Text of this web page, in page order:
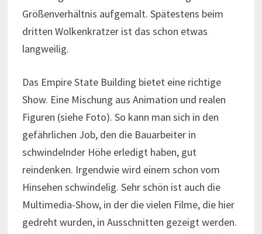
Größenverhältnis aufgemalt. Spätestens beim
dritten Wolkenkratzer ist das schon etwas
langweilig.
Das Empire State Building bietet eine richtige
Show. Eine Mischung aus Animation und realen
Figuren (siehe Foto). So kann man sich in den
gefährlichen Job, den die Bauarbeiter in
schwindelnder Höhe erledigt haben, gut
reindenken. Irgendwie wird einem schon vom
Hinsehen schwindelig. Sehr schön ist auch die
Multimedia-Show, in der die vielen Filme, die hier
gedreht wurden, in Ausschnitten gezeigt werden.